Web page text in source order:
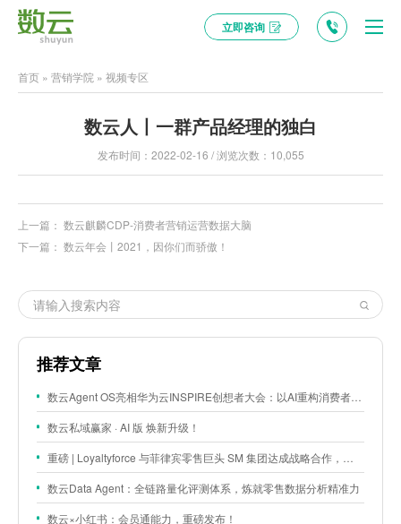
立即咨询
首页 » 营销学院 » 视频专区
数云人丨一群产品经理的独白
发布时间：2022-02-16 / 浏览次数：10,055
上一篇： 数云麒麟CDP-消费者营销运营数据大脑
下一篇： 数云年会丨2021，因你们而骄傲！
推荐文章
数云Agent OS亮相华为云INSPIRE创想者大会：以AI重构消费者运营与零售营销新范式
数云私域赢家 · AI 版 焕新升级！
重磅 | Loyaltyforce 与菲律宾零售巨头 SM 集团达成战略合作，携手开启 SMAC 会员数智化运营新征程
数云Data Agent：全链路量化评测体系，炼就零售数据分析精准力
数云×小红书：会员通能力，重磅发布！